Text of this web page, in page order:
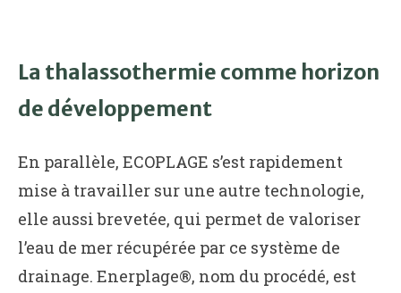
La thalassothermie comme horizon
de développement
En parallèle, ECOPLAGE s’est rapidement
mise à travailler sur une autre technologie,
elle aussi brevetée, qui permet de valoriser
l’eau de mer récupérée par ce système de
drainage. Enerplage®, nom du procédé, est